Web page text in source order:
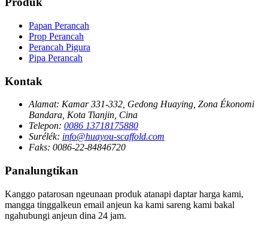
Papan Perancah
Prop Perancah
Perancah Pigura
Pipa Perancah
Kontak
Alamat: Kamar 331-332, Gedong Huaying, Zona Ékonomi
Bandara, Kota Tianjin, Cina
Telepon: 0086 13718175880
Surélék: info@huayou-scaffold.com
Faks: 0086-22-84846720
Panalungtikan
Kanggo patarosan ngeunaan produk atanapi daptar harga kami,
mangga tinggalkeun email anjeun ka kami sareng kami bakal
ngahubungi anjeun dina 24 jam.